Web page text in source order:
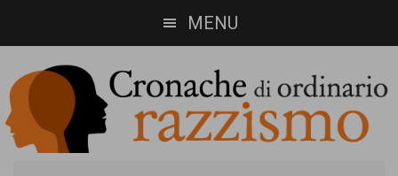
to
main
content
to
footer
MENU